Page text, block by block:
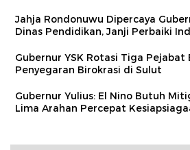
Jahja Rondonuwu Dipercaya
Dinas Pendidikan, Janji Perbaiki
Gubernur YSK Rotasi Tiga Pejabat
Penyegaran Birokrasi di Sulut
Gubernur Yulius: El Nino Butuh
Lima Arahan Percepat